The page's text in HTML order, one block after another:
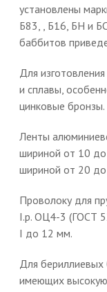
установлены
Б83, , Б16, БН и
баббитов
Для
и сплавы,
цинковые бронзы.
Ленты
шириной от 10
шириной от 20
Проволоку для
І.р. ОЦ4-3 (ГОСТ
I до 12 мм.
Для
имеющих высокую